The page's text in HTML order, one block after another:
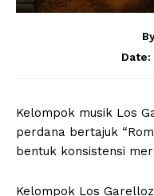
Date:
Kelompok musik Los
perdana bertajuk
bentuk konsistensi
Kelompok Los